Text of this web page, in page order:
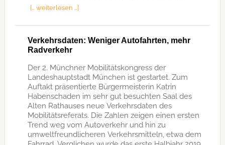
[… weiterlesen …]
Verkehrsdaten: Weniger Autofahrten, mehr
Radverkehr
Der 2. Münchner Mobilitätskongress der
Landeshauptstadt München ist gestartet. Zum
Auftakt präsentierte Bürgermeisterin Katrin
Habenschaden im sehr gut besuchten Saal des
Alten Rathauses neue Verkehrsdaten des
Mobilitätsreferats. Die Zahlen zeigen einen ersten
Trend weg vom Autoverkehr und hin zu
umweltfreundlicheren Verkehrsmitteln, etwa dem